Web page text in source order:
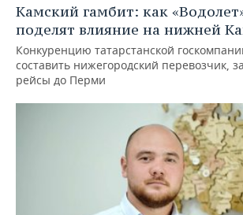
Камский гамбит: как
поделят влияние на нижней
Конкуренцию татарстанской
составить нижегородский перевозчик,
рейсы до Перми